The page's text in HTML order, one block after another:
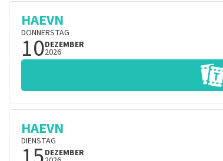
HAEVN
DONNERSTAG
10DEZEMBER
2026
HAEVN
DIENSTAG
DEZEMBER